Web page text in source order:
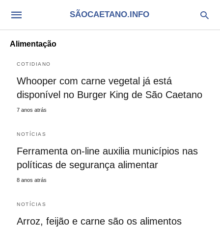
SÃOCAETANO.INFO
Alimentação
COTIDIANO
Whooper com carne vegetal já está
disponível no Burger King de São Caetano
7 anos atrás
NOTÍCIAS
Ferramenta on-line auxilia municípios nas
políticas de segurança alimentar
8 anos atrás
NOTÍCIAS
Arroz, feijão e carne são os alimentos